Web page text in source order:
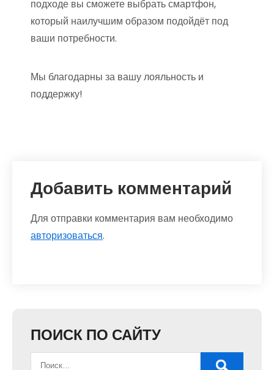
подходе вы сможете выбрать смартфон,
который наилучшим образом подойдёт под
ваши потребности.
Мы благодарны за вашу лояльность и
поддержку!
Добавить комментарий
Для отправки комментария вам необходимо
авторизоваться.
ПОИСК ПО САЙТУ